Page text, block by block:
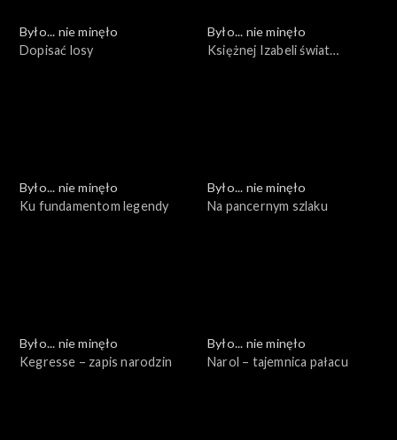
Było... nie minęło
Dopisać losy
Było... nie minęło
Księżnej Izabeli świat
Było... nie minęło
Ku fundamentom legendy
Było... nie minęło
Na pancernym szlaku
Było... nie minęło
Kegresse – zapis narodzin
Było... nie minęło
Narol – tajemnica pałacu